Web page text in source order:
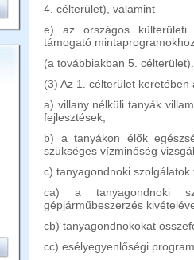
4. célterület), valamint
e) az országos külterületi
támogató
(a továbbiakban 5. célterület).
(3) Az 1. célterület
a) villany nélküli tanyák
fejlesztések;
b) a tanyákon élők
szükséges vízminőség
c) tanyagondnoki
ca) a tanyagondnoki
gépjárműbeszerzés
cb) tanyagondnokokat
cc) esélyegyenlőségi